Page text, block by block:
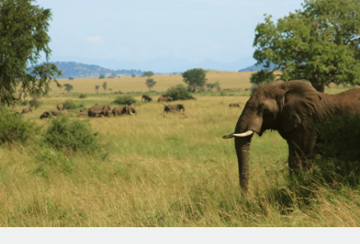
Ingewikkelde HR-taken eenvoudig uitbesteden
INFRASTRUCTUUR
Remote Embedded
HR naadloos in workflows integreren
Platform
Ingebouwde essentiële HR-functies voor je team
GROEIFASE
Start-ups
Flexibele global HR en payroll solutions voor groeiende
bedrijven
Mid-market
Teams uitbreiden met HR solutions op maat
Enterprise
Global HR voor grote bedrijven
Ontdek valuta-opties en betaalsnelheden voor
LEREN MET REMOTE
Onderzoek en gidsen
Casestudy's
HR-woordenlijst
Checklists en templates
Nederlands
Français
Deutsch
Español
Italiano
Português (Portugal)